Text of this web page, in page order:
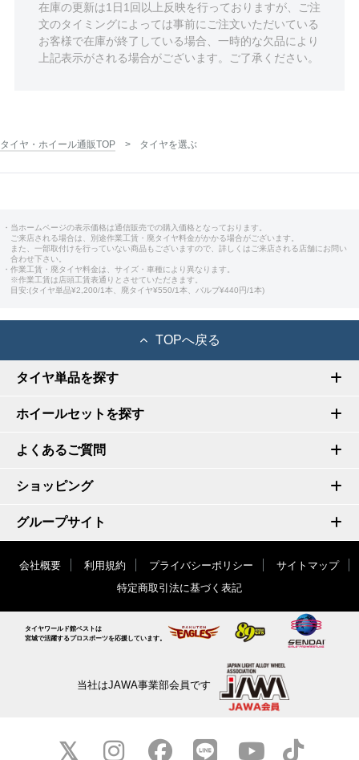
在庫の更新は1日1回以上反映を行っておりますが、ご注
文のタイミングによっては事前にご注文いただいている
お客様で在庫が終了している場合、一時的な欠品により
上記表示がされる場合がございます。ご了承ください。
タイヤ・ホイール通販TOP タイヤを選ぶ
・当ホームページの表示価格は通信販売での購入価格となっております。
ご来店される場合は、別途作業工賃・廃タイヤ料金がかかる場合がございます。
また、一部取付けを行っていない商品もございますので、詳しくはご来店される店舗にお問い
合わせ下さい。
・作業工賃・廃タイヤ料金は、サイズ・車種により異なります。
※作業工賃は店頭工賃表通りとさせていただきます。
目安:(タイヤ単品¥2,200/1本、廃タイヤ¥550/1本、バルブ¥440円/1本)
TOPへ戻る
タイヤ単品を探す
ホイールセットを探す
よくあるご質問
ショッピング
グループサイト
会社概要 利用規約 プライバシーポリシー
サイトマップ
特定商取引法に基づく表記
タイヤワールド館ベストは
宮城で活躍するプロスポーツを応援しています。
当社はJAWA事業部会員です